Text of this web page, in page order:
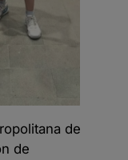
de
de